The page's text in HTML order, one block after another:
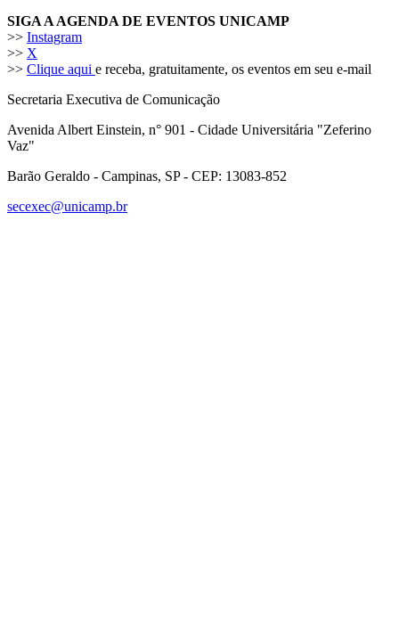
SIGA A AGENDA DE EVENTOS UNICAMP
>> Instagram
>> X
>> Clique aqui e receba, gratuitamente, os eventos em seu e-mail
Secretaria Executiva de Comunicação
Avenida Albert Einstein, n° 901 - Cidade Universitária "Zeferino
Vaz"
Barão Geraldo - Campinas, SP - CEP: 13083-852
secexec@unicamp.br